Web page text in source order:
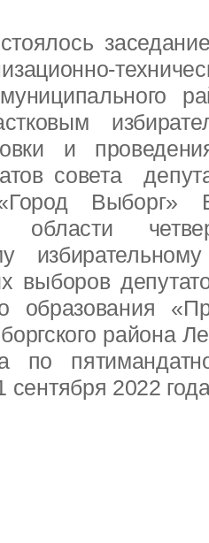
и
совета
Выборг»
области
выборов
образования
района
по
сентября 2022